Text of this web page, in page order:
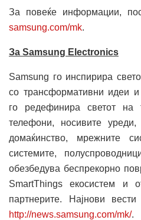
За повеќе информации,
samsung.com/mk.
За Samsung Electronics
Samsung го инспирира
со трансформативни идеи и
го редефинира светот на
телефони, носивите уреди,
домаќинство, мрежните
системите,
обезбедува беспрекорно
SmartThings екосистем и
партнерите. Најнови
http://news.samsung.com/mk/.